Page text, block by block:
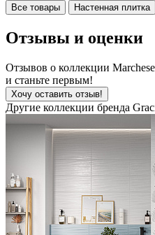
Все товары Настенная плитка
Отзывы и оценки
Отзывов о коллекции
и станьте первым!
Хочу оставить отзыв!
Другие коллекции бренда